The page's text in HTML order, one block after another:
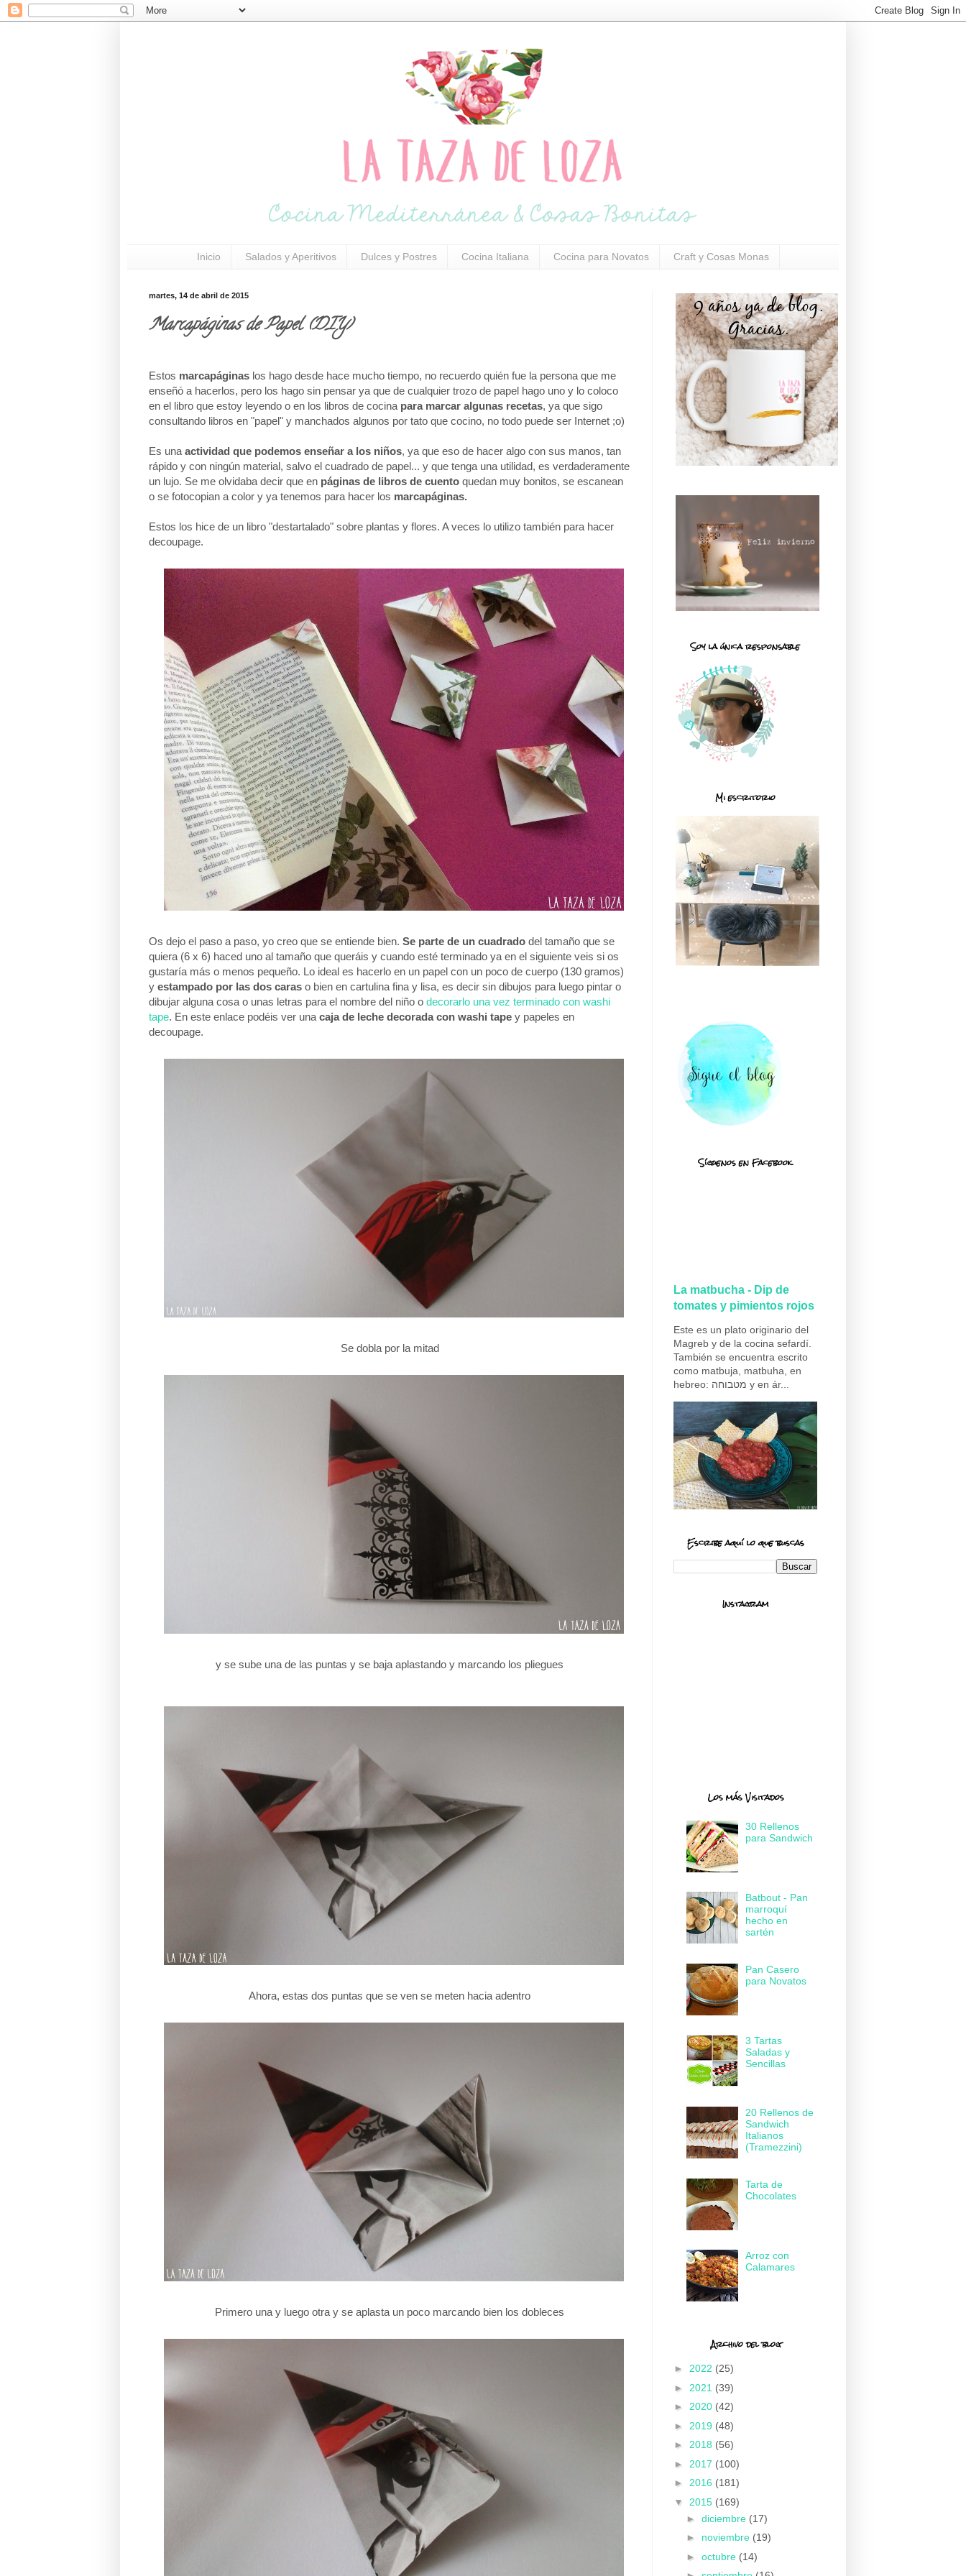
Inicio Salados y Aperitivos Dulces y Postres Cocina Italiana Cocina para Novatos Craft y Cosas Monas
martes, 14 de abril de 2015
Marcapáginas de Papel (DIY)
Estos marcapáginas los hago desde hace mucho tiempo, no recuerdo quién fue la persona que me
enseñó a hacerlos, pero los hago sin pensar ya que de cualquier trozo de papel hago uno y lo coloco
en el libro que estoy leyendo o en los libros de cocina para marcar algunas recetas, ya que sigo
consultando libros en "papel" y manchados algunos por tato que cocino, no todo puede ser Internet ;o)
Es una actividad que podemos enseñar a los niños, ya que eso de hacer algo con sus manos, tan
rápido y con ningún material, salvo el cuadrado de papel... y que tenga una utilidad, es verdaderamente
un lujo. Se me olvidaba decir que en páginas de libros de cuento quedan muy bonitos, se escanean
o se fotocopian a color y ya tenemos para hacer los marcapáginas.
Estos los hice de un libro "destartalado" sobre plantas y flores. A veces lo utilizo también para hacer
decoupage.
Os dejo el paso a paso, yo creo que se entiende bien. Se parte de un cuadrado del tamaño que se
quiera (6 x 6) haced uno al tamaño que queráis y cuando esté terminado ya en el siguiente veis si os
gustaría más o menos pequeño. Lo ideal es hacerlo en un papel con un poco de cuerpo (130 gramos)
y estampado por las dos caras o bien en cartulina fina y lisa, es decir sin dibujos para luego pintar o
dibujar alguna cosa o unas letras para el nombre del niño o decorarlo una vez terminado con washi
tape. En este enlace podéis ver una caja de leche decorada con washi tape y papeles en
decoupage.
Se dobla por la mitad
y se sube una de las puntas y se baja aplastando y marcando los pliegues
Ahora, estas dos puntas que se ven se meten hacia adentro
Primero una y luego otra y se aplasta un poco marcando bien los dobleces
Soy la única responsable
Mi escritorio
Síguenos en Facebook
La matbucha - Dip de
tomates y pimientos rojos
Este es un plato originario del
Magreb y de la cocina sefardí.
También se encuentra escrito
como matbuja, matbuha, en
hebreo: מטבוחה y en ár...
Escribe aquí lo que buscas
Instagram
Los más Visitados
30 Rellenos
para Sandwich
Batbout - Pan
marroquí
hecho en
sartén
Pan Casero
para Novatos
3 Tartas
Saladas y
Sencillas
20 Rellenos de
Sandwich
Italianos
(Tramezzini)
Tarta de
Chocolates
Arroz con
Calamares
Archivo del blog
► 2022 (25)
► 2021 (39)
► 2020 (42)
► 2019 (48)
► 2018 (56)
► 2017 (100)
► 2016 (181)
▼ 2015 (169)
► diciembre (17)
► noviembre (19)
► octubre (14)